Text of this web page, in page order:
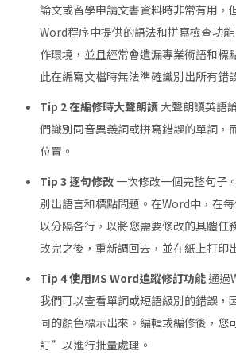
論文或留學申請文書資料時非常有用，
Word程序中提供的語法和拼寫檢查功
作環境，並且經常會遺漏專業術語和標
此在編寫文檔時無法準確識別出所有錯
Tip 2 在編修時大聲朗讀大聲朗讀英語
們識別同音異義詞或拼寫錯誤的單詞，
位置。
Tip 3 逐句修改一次修改一個完整句子
別出語言和標點問題。在Word中，在
以分隔各行，以將您需要修改的具體任
改完之後，重新調回去，並在紙上打印
Tip 4 使用MS Word追蹤修訂功能通過
我們可以查看單詞或短語級別的錯誤，
同的顏色標示出來。編輯或編修後，
訂”以進行批量處理。